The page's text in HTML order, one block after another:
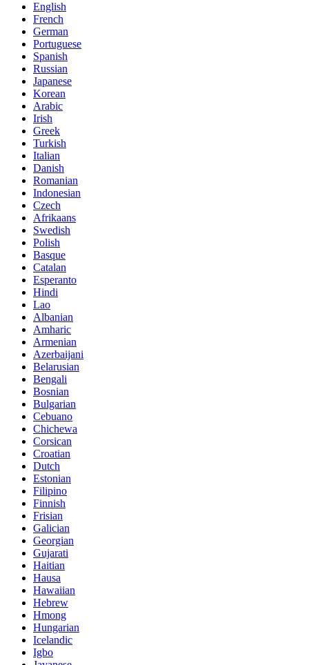
English
French
German
Portuguese
Spanish
Russian
Japanese
Korean
Arabic
Irish
Greek
Turkish
Italian
Danish
Romanian
Indonesian
Czech
Afrikaans
Swedish
Polish
Basque
Catalan
Esperanto
Hindi
Lao
Albanian
Amharic
Armenian
Azerbaijani
Belarusian
Bengali
Bosnian
Bulgarian
Cebuano
Chichewa
Corsican
Croatian
Dutch
Estonian
Filipino
Finnish
Frisian
Galician
Georgian
Gujarati
Haitian
Hausa
Hawaiian
Hebrew
Hmong
Hungarian
Icelandic
Igbo